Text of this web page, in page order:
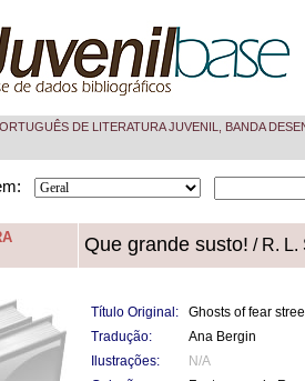
DE LITERATURA JUVENIL, BANDA
Que grande susto! / R. L.
Título Original:
Ghosts of fear
Tradução:
Ana Bergin
Ilustrações:
N/A